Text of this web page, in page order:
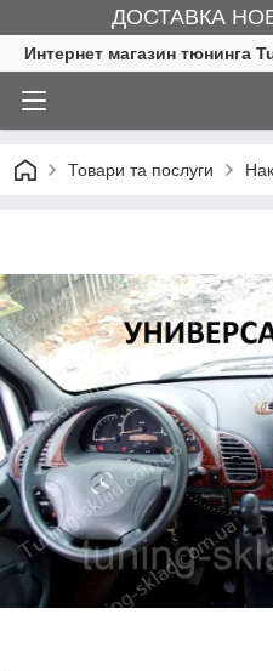
ДОСТАВКА
Интернет магазин тюнинга
Товари та послуги